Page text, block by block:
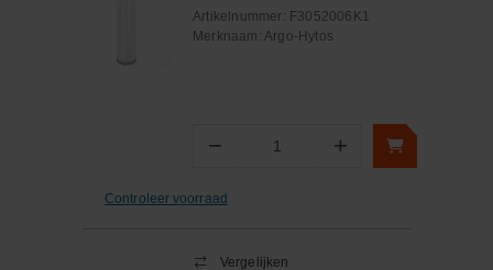
Artikelnummer: F3052006K1
Merknaam: Argo-Hytos
− Aantal +
Controleer voorraad
Vergelijken